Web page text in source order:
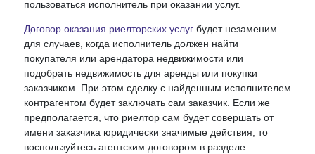
пользоваться исполнитель при оказании услуг.
Договор оказания риелторских услугбудет незаменим
для случаев, когда исполнитель должен найти
покупателя или арендатора недвижимости или
подобрать недвижимость для аренды или покупки
заказчиком. При этом сделку с найденным исполнителем
контрагентом будет заключать сам заказчик. Если же
предполагается, что риелтор сам будет совершать от
имени заказчика юридически значимые действия, то
воспользуйтесь агентским договором в разделе